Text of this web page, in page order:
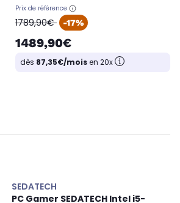
Prix de référence
oldPrice
1789,90€ -17%
1489,90€
dès 87,35€/moisen 20x
SEDATECH
PC Gamer SEDATECH Intel i5-